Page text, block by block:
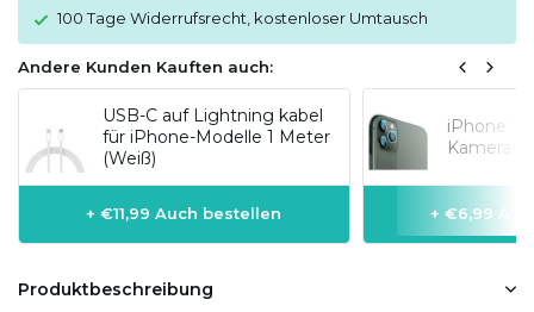
100 Tage Widerrufsrecht, kostenloser Umtausch
Andere Kunden Kauften auch:
USB-C auf Lightning kabel
für iPhone-Modelle 1 Meter
(Weiß)
+ €11,99 Auch bestellen
iPhone
+ €6,99
Produktbeschreibung